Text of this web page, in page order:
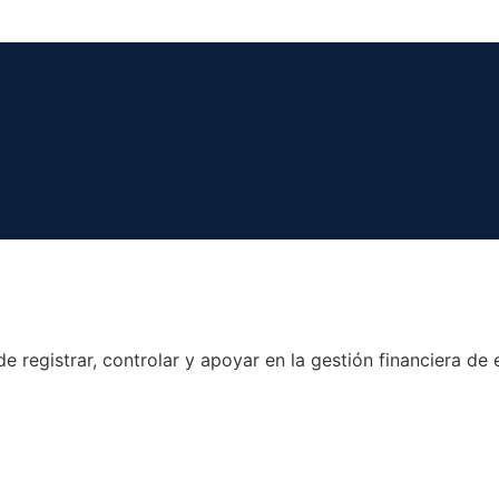
registrar, controlar y apoyar en la gestión financiera de